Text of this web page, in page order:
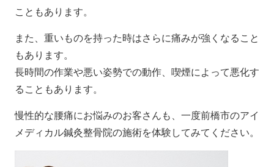
こともあります。
また、重いものを持った時はさらに痛みが強くなること
もあります。
長時間の作業や悪い姿勢での動作、喫煙によって悪化す
ることもあります。
慢性的な腰痛にお悩みのお客さんも、一度前橋市のアイ
メディカル鍼灸整骨院の施術を体験してみてください。